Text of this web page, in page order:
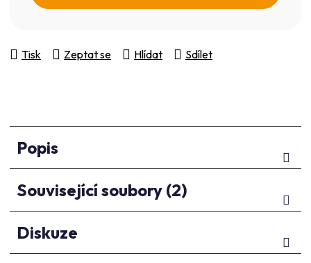
Tisk Zeptat se Hlídat Sdílet
Popis
Související soubory (2)
Diskuze